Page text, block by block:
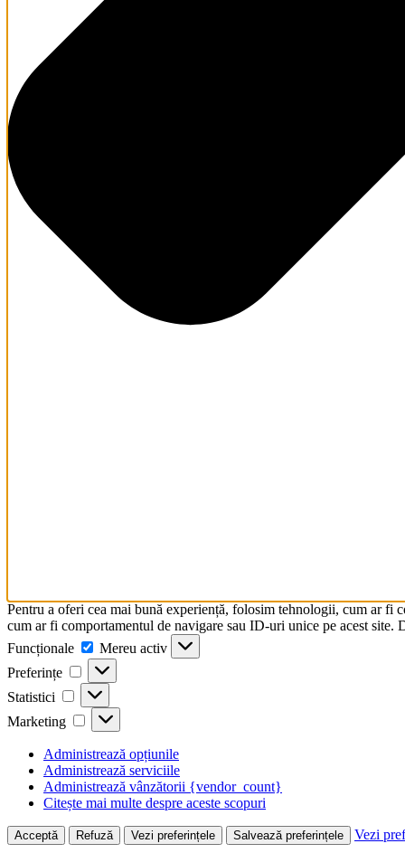
Pentru a oferi cea mai bună experiență, folosim tehnologii, cum ar fi
cum ar fi comportamentul de navigare sau ID-uri unice pe acest
Funcționale
Funcționale
Mereu activ
Preferințe
Preferințe
Statistici Statistici
Marketing Marketing
Administrează opțiunile
Administrează serviciile
Administrează vânzătorii {vendor_count}
Citește mai multe despre aceste scopuri
Acceptă Refuză Vezi preferințele Salvează preferințele Vezi